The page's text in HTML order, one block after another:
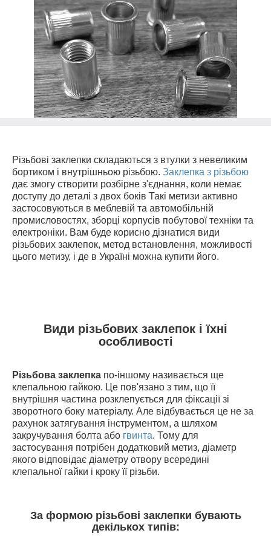
Різьбові заклепки складаються з втулки з невеликим
бортиком і внутрішньою різьбою. Заклепка з різьбою
дає змогу створити розбірне з'єднання, коли немає
доступу до деталі з двох боків Такі метизи активно
застосовуються в меблевій та автомобільній
промисловостях, зборці корпусів побутової техніки та
електроніки. Вам буде корисно дізнатися види
різьбових заклепок, метод встановлення, можливості
цього метизу, і де в Україні можна купити його.
Види різьбових заклепок і їхні
особливості
Різьбова заклепка по-іншому називається ще
клепальною гайкою. Це пов'язано з тим, що її
внутрішня частина розклепується для фіксації зі
зворотного боку матеріалу. Але відбувається це не за
рахунок затягування інструментом, а шляхом
закручування болта або гвинта. Тому для
застосування потрібен додатковий метиз, діаметр
якого відповідає діаметру отвору всередині
клепальної гайки і кроку її різьби.
За формою різьбові заклепки бувають
декількох типів: